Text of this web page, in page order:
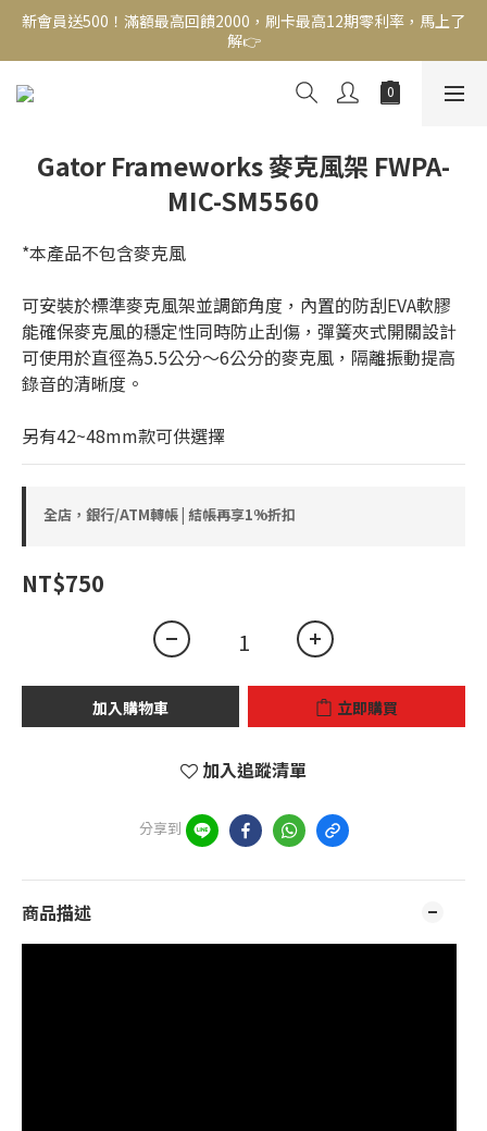
新會員送500！滿額最高回饋2000，刷卡最高12期零利率，馬上了
解👉
新會員送500！滿額最高回饋2000，刷卡最高12期零利率，馬上了
解👉
結帳頁選zingala銀角零卡分期，輕鬆打包
解👉
Gator Frameworks 麥克風架 FWPA-
MIC-SM5560
*本產品不包含麥克風
可安裝於標準麥克風架並調節角度，內置的防刮EVA軟膠
能確保麥克風的穩定性同時防止刮傷，彈簧夾式開關設計
可使用於直徑為5.5公分～6公分的麥克風，隔離振動提高
錄音的清晰度。
另有42~48mm款可供選擇
全店，銀行/ATM轉帳 | 結帳再享1%折扣
NT$750
加入購物車 立即購買
加入追蹤清單
分享到
商品描述